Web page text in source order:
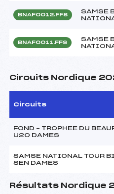
BNAF0012.FFS
SAMSE
BNAF0011.FFS
SAMSE
Circuits Nordique
Circuits
FOND – TROPHEE DU
U20 DAMES
SAMSE NATIONAL TOUR
SEN DAMES
Résultats Nordique